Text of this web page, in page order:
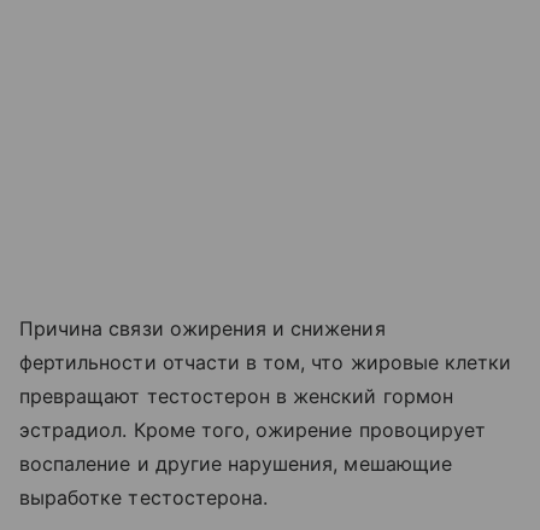
Причина связи ожирения и снижения
фертильности отчасти в том, что жировые клетки
превращают тестостерон в женский гормон
эстрадиол. Кроме того, ожирение провоцирует
воспаление и другие нарушения, мешающие
выработке тестостерона.